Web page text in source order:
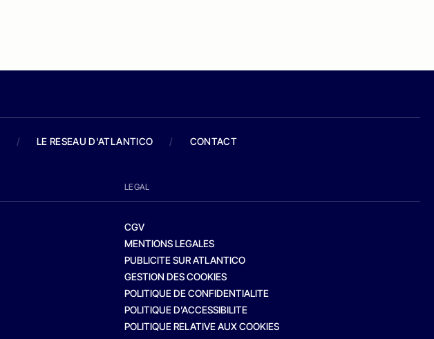
/ LE RESEAU D'ATLANTICO / CONTACT
LEGAL
CGV
MENTIONS LEGALES
PUBLICITE SUR ATLANTICO
GESTION DES COOKIES
POLITIQUE DE CONFIDENTIALITE
POLITIQUE D’ACCESSIBILITE
POLITIQUE RELATIVE AUX COOKIES